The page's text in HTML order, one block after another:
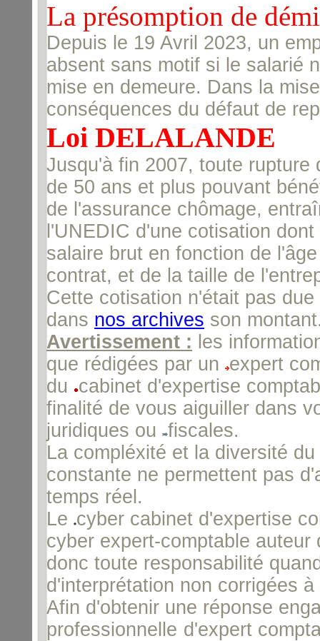
La présomption de
Depuis le 19 Avril 2023, un
absent sans motif si le salarié
mise en demeure. Dans la
conséquences du défaut de
Loi DELALANDE
Jusqu'à fin 2007, toute
de 50 ans et plus pouvant
de l'assurance chômage,
l'UNEDIC d'une cotisation
salaire brut en fonction de
contrat, et de la taille de
Cette cotisation n'était pas
dans nos archives son
Avertissement : les
que rédigées par un expert
du cabinet d'expertise
finalité de vous aiguiller dans
juridiques ou fiscales.
La compléxité et la diversité
constante ne permettent pas
temps réel.
Le cyber cabinet d'expertise
cyber expert-comptable
donc toute responsabilité
d'interprétation non corrigées à
Afin d'obtenir une réponse
professionnelle d'expert